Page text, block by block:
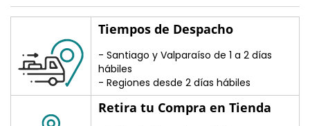
Tiempos de Despacho
- Santiago y Valparaíso de 1 a 2 días
hábiles
- Regiones desde 2 días hábiles
Retira tu Compra en Tienda